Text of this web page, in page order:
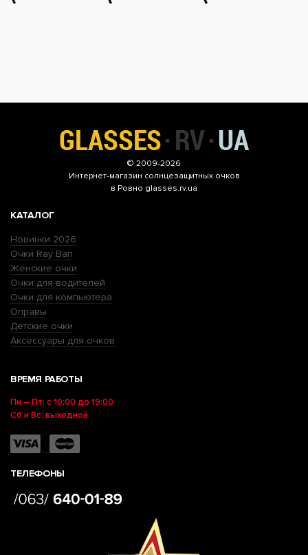
© 2009-2026
Интернет-магазин солнцезащитных очков
в Ровно glasses.rv.ua
КАТАЛОГ
Новинки 2026
Очки Ray Ban
Женские очки
Очки для водителей
Очки для компьютера
Оправы
Детские очки
Аксессуары для очков
ВРЕМЯ РАБОТЫ
Пн – Пт: с 10:00 до 19:00
Сб и Вс: выходной
ТЕЛЕФОНЫ